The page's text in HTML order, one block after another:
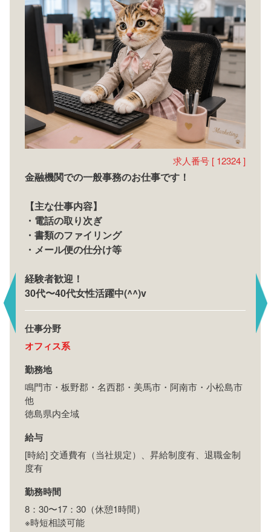
求人番号 [ 12324 ]
金融機関での一般事務のお仕事です！
【主な仕事内容】
・電話の取り次ぎ
・書類のファイリング
・メール便の仕分け等
経験者歓迎！
30代〜40代女性活躍中(^^)v
仕事分野
オフィス系
勤務地
鳴門市・板野郡・名西郡・美馬市・阿南市・小松島市
他
徳島県内全域
給与
[時給] 交通費有（当社規定）、昇給制度有、退職金制
度有
勤務時間
8：30〜17：30（休憩1時間）
※時短相談可能